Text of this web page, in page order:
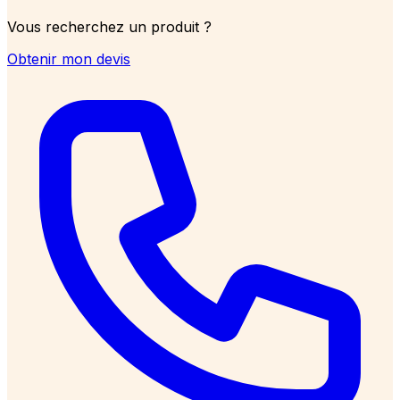
Vous recherchez un produit ?
Obtenir mon devis